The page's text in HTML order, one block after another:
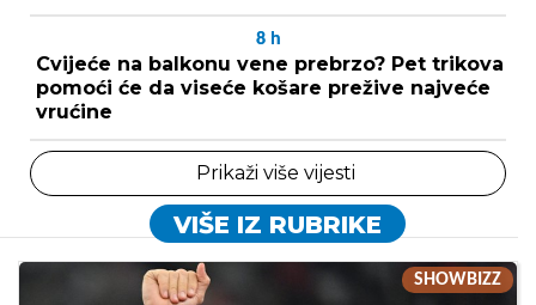
8 h
Cvijeće na balkonu vene prebrzo? Pet trikova
pomoći će da viseće košare prežive najveće
vrućine
Prikaži više vijesti
VIŠE IZ RUBRIKE
SHOWBIZZ